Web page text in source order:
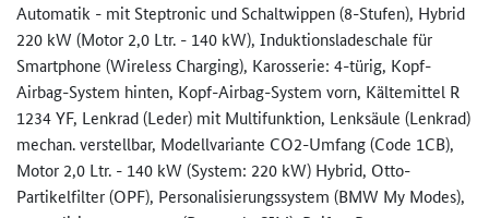
Automatik - mit Steptronic und Schaltwippen (8-Stufen), Hybrid
220 kW (Motor 2,0 Ltr. - 140 kW), Induktionsladeschale für
Smartphone (Wireless Charging), Karosserie: 4-türig, Kopf-
Airbag-System hinten, Kopf-Airbag-System vorn, Kältemittel R
1234 YF, Lenkrad (Leder) mit Multifunktion, Lenksäule (Lenkrad)
mechan. verstellbar, Modellvariante CO2-Umfang (Code 1CB),
Motor 2,0 Ltr. - 140 kW (System: 220 kW) Hybrid, Otto-
Partikelfilter (OPF), Personalisierungssystem (BMW My Modes),